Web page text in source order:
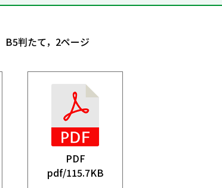
B5判たて，2ページ
PDF
pdf/115.7KB